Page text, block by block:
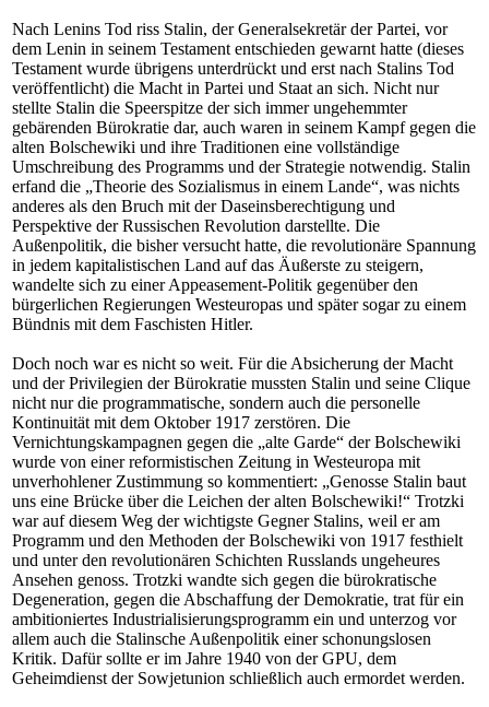
Nach Lenins Tod riss Stalin, der Generalsekretär der Partei, vor
dem Lenin in seinem Testament entschieden gewarnt hatte (dieses
Testament wurde übrigens unterdrückt und erst nach Stalins Tod
veröffentlicht) die Macht in Partei und Staat an sich. Nicht nur
stellte Stalin die Speerspitze der sich immer ungehemmter
gebärenden Bürokratie dar, auch waren in seinem Kampf gegen die
alten Bolschewiki und ihre Traditionen eine vollständige
Umschreibung des Programms und der Strategie notwendig. Stalin
erfand die „Theorie des Sozialismus in einem Lande“, was nichts
anderes als den Bruch mit der Daseinsberechtigung und
Perspektive der Russischen Revolution darstellte. Die
Außenpolitik, die bisher versucht hatte, die revolutionäre Spannung
in jedem kapitalistischen Land auf das Äußerste zu steigern,
wandelte sich zu einer Appeasement-Politik gegenüber den
bürgerlichen Regierungen Westeuropas und später sogar zu einem
Bündnis mit dem Faschisten Hitler.
Doch noch war es nicht so weit. Für die Absicherung der Macht
und der Privilegien der Bürokratie mussten Stalin und seine Clique
nicht nur die programmatische, sondern auch die personelle
Kontinuität mit dem Oktober 1917 zerstören. Die
Vernichtungskampagnen gegen die „alte Garde“ der Bolschewiki
wurde von einer reformistischen Zeitung in Westeuropa mit
unverhohlener Zustimmung so kommentiert: „Genosse Stalin baut
uns eine Brücke über die Leichen der alten Bolschewiki!“ Trotzki
war auf diesem Weg der wichtigste Gegner Stalins, weil er am
Programm und den Methoden der Bolschewiki von 1917 festhielt
und unter den revolutionären Schichten Russlands ungeheures
Ansehen genoss. Trotzki wandte sich gegen die bürokratische
Degeneration, gegen die Abschaffung der Demokratie, trat für ein
ambitioniertes Industrialisierungsprogramm ein und unterzog vor
allem auch die Stalinsche Außenpolitik einer schonungslosen
Kritik. Dafür sollte er im Jahre 1940 von der GPU, dem
Geheimdienst der Sowjetunion schließlich auch ermordet werden.